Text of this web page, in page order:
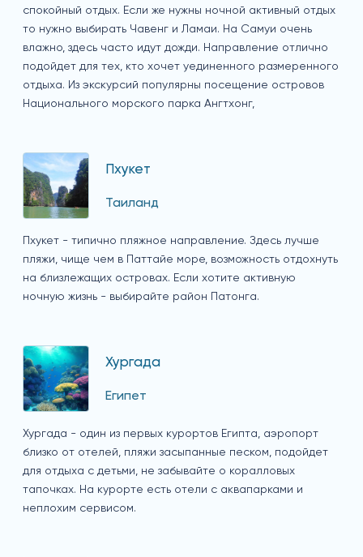
спокойный отдых. Если же нужны ночной активный отдых
то нужно выбирать Чавенг и Ламаи. На Самуи очень
влажно, здесь часто идут дожди. Направление отлично
подойдет для тех, кто хочет уединенного размеренного
отдыха. Из экскурсий популярны посещение островов
Национального морского парка Ангтхонг,
Пхукет
Таиланд
Пхукет - типично пляжное направление. Здесь лучше
пляжи, чище чем в Паттайе море, возможность отдохнуть
на близлежащих островах. Если хотите активную
ночную жизнь - выбирайте район Патонга.
Хургада
Египет
Хургада - один из первых курортов Египта, аэропорт
близко от отелей, пляжи засыпанные песком, подойдет
для отдыха с детьми, не забывайте о коралловых
тапочках. На курорте есть отели с аквапарками и
неплохим сервисом.